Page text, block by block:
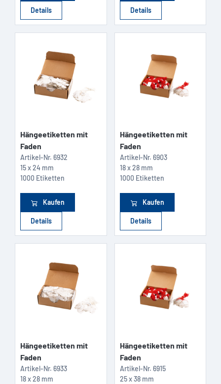
Details Details
Hängeetiketten mit
Faden
Artikel-Nr. 6932
15 x 24 mm
1000 Etiketten
Kaufen
Details
Hängeetiketten mit
Faden
Artikel-Nr. 6903
18 x 28 mm
1000 Etiketten
Kaufen
Details
Hängeetiketten mit
Faden
Artikel-Nr. 6933
18 x 28 mm
Hängeetiketten mit
Faden
Artikel-Nr. 6915
25 x 38 mm